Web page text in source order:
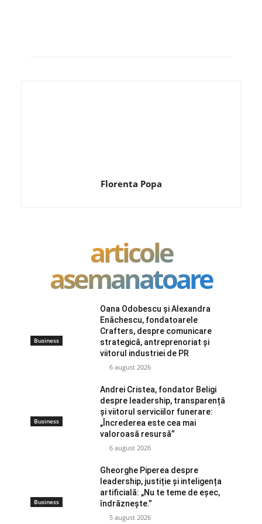
Florenta Popa
articole
asemanatoare
Business
Oana Odobescu și Alexandra
Enăchescu, fondatoarele
Crafters, despre comunicare
strategică, antreprenoriat și
viitorul industriei de PR
6 august 2026
Business
Andrei Cristea, fondator Beligi
despre leadership, transparență
și viitorul serviciilor funerare:
„Încrederea este cea mai
valoroasă resursă”
6 august 2026
Business
Gheorghe Piperea despre
leadership, justiție și inteligența
artificială: „Nu te teme de eșec,
îndrăznește.”
5 august 2026